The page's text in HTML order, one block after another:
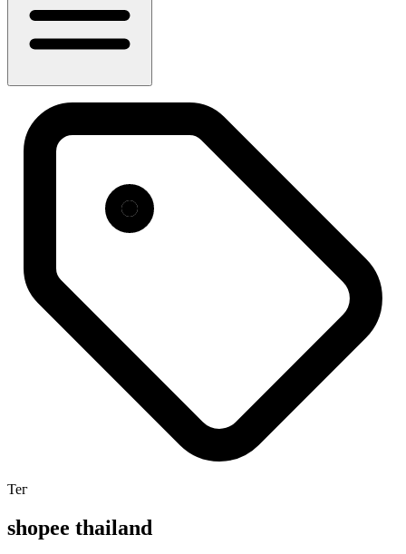
Тег
shopee thailand